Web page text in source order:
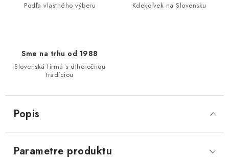
Podľa vlastného výberu Kdekoľvek na Slovensku
Sme na trhu od 1988
Slovenská firma s dlhoročnou
tradíciou
Popis
Parametre produktu